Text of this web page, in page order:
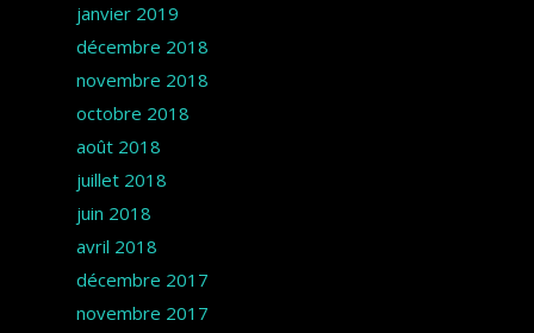
janvier 2019
décembre 2018
novembre 2018
octobre 2018
août 2018
juillet 2018
juin 2018
avril 2018
décembre 2017
novembre 2017